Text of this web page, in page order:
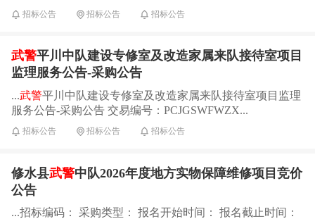
招标公告 招标公告 招标公告
武警平川中队建设专修室及改造家属来队接待室项目
监理服务公告-采购公告
...武警平川中队建设专修室及改造家属来队接待室项目监理
服务公告-采购公告 交易编号：PCJGSWFWZX...
招标公告 招标公告 招标公告
修水县武警中队2026年度地方实物保障维修项目竞价
公告
...招标编码： 采购类型： 报名开始时间： 报名截止时间：